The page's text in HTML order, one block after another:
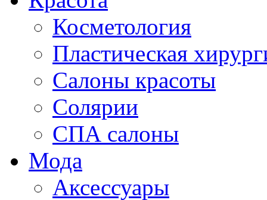
Косметология
Пластическая
Салоны красоты
Солярии
СПА салоны
Мода
Аксессуары